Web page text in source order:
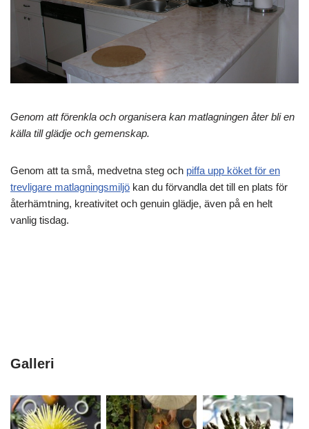
Genom att förenkla och organisera kan matlagningen åter bli en
källa till glädje och gemenskap.
Genom att ta små, medvetna steg och piffa upp köket för en
trevligare matlagningsmiljö kan du förvandla det till en plats för
återhämtning, kreativitet och genuin glädje, även på en helt
vanlig tisdag.
Galleri